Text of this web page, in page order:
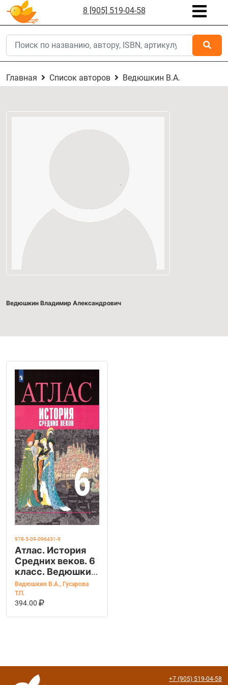
8 [905] 519-04-58
Главная Список авторов Ведюшкин В.А.
Ведюшкин Владимир Александрович
978-5-09-096431-9
Атлас. История
Средних веков. 6
класс. Ведюшкин
В. А.
Ведюшкин В.А., Гусарова
Т.П.
394.00
В КОРЗИНУ
+7 (905) 519-04-58